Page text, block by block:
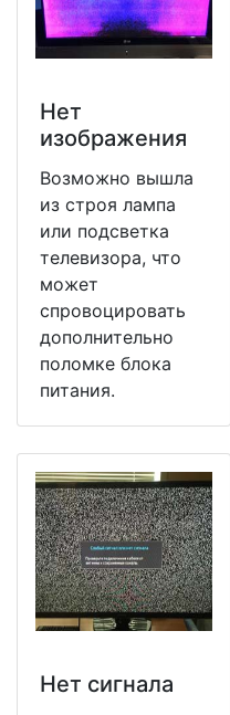
Нет
изображения
Возможно вышла
из строя лампа
или подсветка
телевизора, что
может
спровоцировать
дополнительно
поломке блока
питания.
Нет сигнала